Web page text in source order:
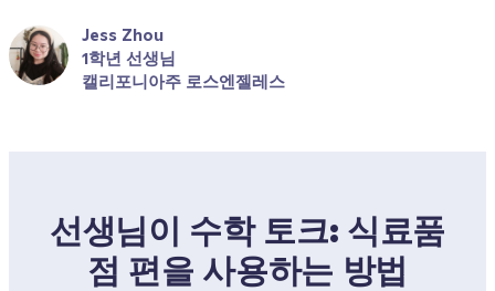
Jess Zhou
1학년 선생님
캘리포니아주 로스엔젤레스
선생님이 수학 토크: 식료품
점 편을 사용하는 방법